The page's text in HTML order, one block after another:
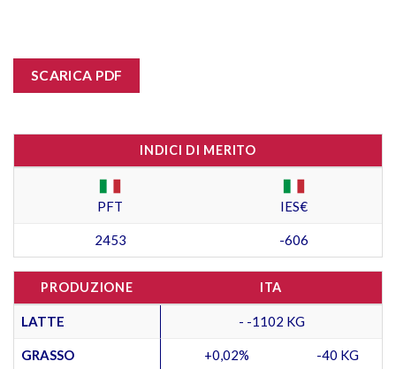
SCARICA PDF
INDICI DI MERITO
PFT IES€
2453 -606
PRODUZIONE ITA
LATTE - -1102 KG
GRASSO +0,02% -40 KG